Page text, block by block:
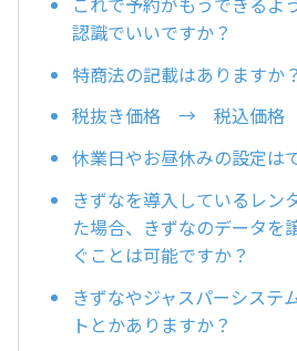
認識でいいですか？
特商法の記載はありますか？
税抜き価格 → 税込価格
休業日やお昼休みの設定は
きずなを導入しているレン
た場合、きずなのデータを
ぐことは可能ですか？
きずなやジャスパーシステ
トとかありますか？